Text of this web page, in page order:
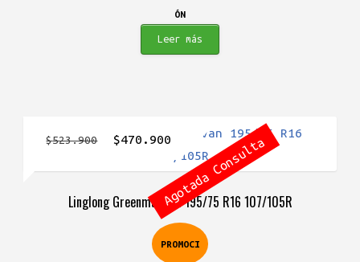
ÓN
Leer más
Linglong Greenmax Van 195/75 R16 107/105R
PROMOCI
$523.900
El
era:
$523.900.
$470.900
precio
actual
es:
$470.900.
Agotada Consulta